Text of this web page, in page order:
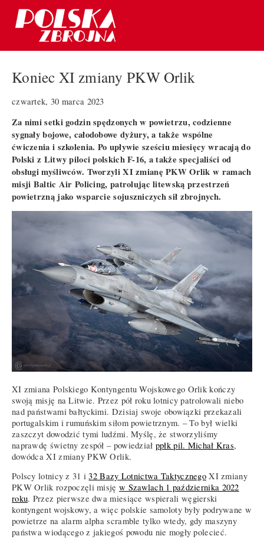
Koniec XI zmiany PKW Orlik
czwartek, 30 marca 2023
Za nimi setki godzin spędzonych w powietrzu, codzienne
sygnały bojowe, całodobowe dyżury, a także wspólne
ćwiczenia i szkolenia. Po upływie sześciu miesięcy wracają do
Polski z Litwy piloci polskich F-16, a także specjaliści od
obsługi myśliwców. Tworzyli XI zmianę PKW Orlik w ramach
misji Baltic Air Policing, patrolując litewską przestrzeń
powietrzną jako wsparcie sojuszniczych sił zbrojnych.
XI zmiana Polskiego Kontyngentu Wojskowego Orlik kończy
swoją misję na Litwie. Przez pół roku lotnicy patrolowali niebo
nad państwami bałtyckimi. Dzisiaj swoje obowiązki przekazali
portugalskim i rumuńskim siłom powietrznym. – To był wielki
zaszczyt dowodzić tymi ludźmi. Myślę, że stworzyliśmy
naprawdę świetny zespół – powiedział ppłk pil. Michał Kras,
dowódca XI zmiany PKW Orlik.
Polscy lotnicy z 31 i32 Bazy Lotnictwa TaktycznegoXI zmiany
PKW Orlik rozpoczęli misję w Szawlach 1 października 2022
roku. Przez pierwsze dwa miesiące wspierali węgierski
kontyngent wojskowy, a więc polskie samoloty były podrywane w
powietrze na alarm alpha scramble tylko wtedy, gdy maszyny
państwa wiodącego z jakiegoś powodu nie mogły polecieć.